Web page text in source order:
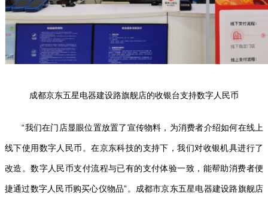
成都京东五星电器建设路旗舰店的收银台支持数字人民币
“我们在门店显眼位置放置了宣传物料，为消费者介绍如何在线上
线下使用数字人民币。在京东科技的支持下，我们对收银机具进行了
改造。数字人民币支付流程与已有的支付体验一致，能帮助消费者便
捷通过数字人民币购买心仪物品”。成都市京东五星电器建设路旗舰店